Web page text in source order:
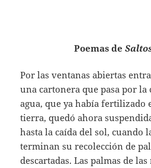
Poemas de
Por las ventanas abiertas
una cartonera que pasa por la
agua, que ya había fertilizado
tierra, quedó ahora
hasta la caída del sol, cuando
terminan su recolección de
descartadas. Las palmas de